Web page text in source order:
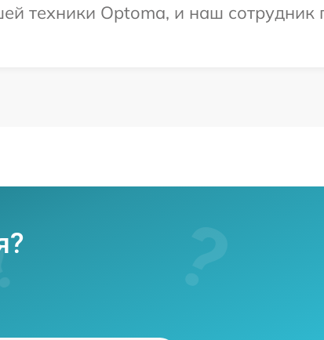
техники Optoma, и наш сотрудник